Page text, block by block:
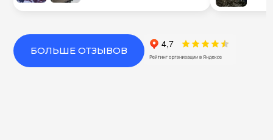
БОЛЬШЕ ОТЗЫВОВ